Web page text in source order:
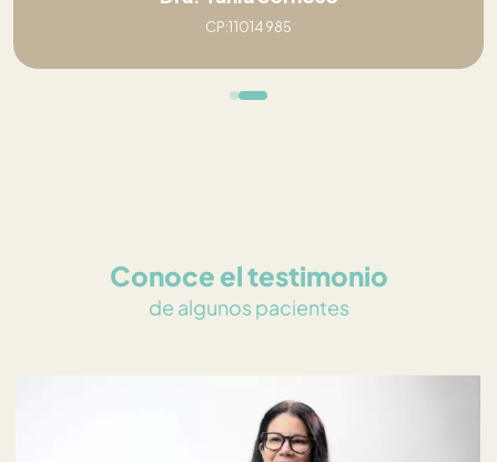
CP:11014985
Conoce el testimonio
de algunos pacientes